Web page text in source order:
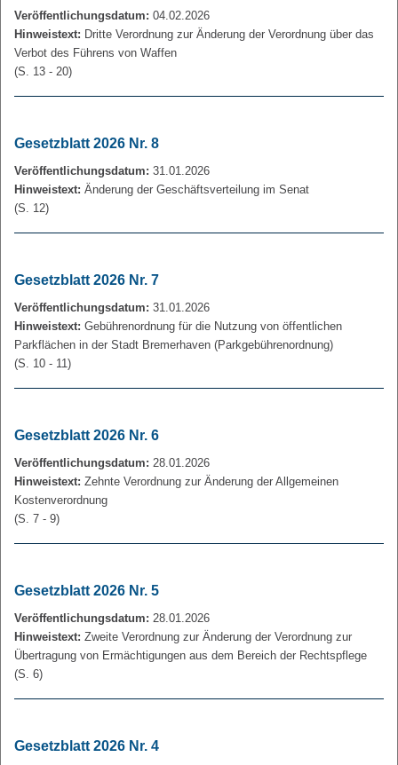
Veröffentlichungsdatum: 04.02.2026
Hinweistext: Dritte Verordnung zur Änderung der Verordnung über das
Verbot des Führens von Waffen
(S. 13 - 20)
Gesetzblatt 2026 Nr. 8
Veröffentlichungsdatum: 31.01.2026
Hinweistext: Änderung der Geschäftsverteilung im Senat
(S. 12)
Gesetzblatt 2026 Nr. 7
Veröffentlichungsdatum: 31.01.2026
Hinweistext: Gebührenordnung für die Nutzung von öffentlichen
Parkflächen in der Stadt Bremerhaven (Parkgebührenordnung)
(S. 10 - 11)
Gesetzblatt 2026 Nr. 6
Veröffentlichungsdatum: 28.01.2026
Hinweistext: Zehnte Verordnung zur Änderung der Allgemeinen
Kostenverordnung
(S. 7 - 9)
Gesetzblatt 2026 Nr. 5
Veröffentlichungsdatum: 28.01.2026
Hinweistext: Zweite Verordnung zur Änderung der Verordnung zur
Übertragung von Ermächtigungen aus dem Bereich der Rechtspflege
(S. 6)
Gesetzblatt 2026 Nr. 4